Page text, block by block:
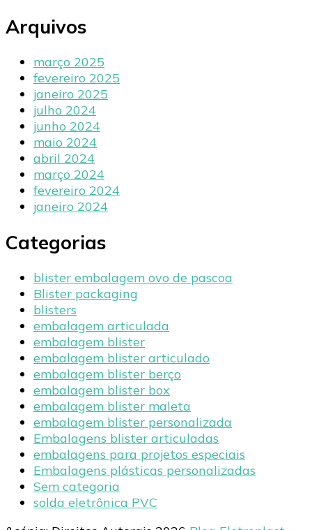
Arquivos
março 2025
fevereiro 2025
janeiro 2025
julho 2024
junho 2024
maio 2024
abril 2024
março 2024
fevereiro 2024
janeiro 2024
Categorias
blister embalagem ovo de pascoa
Blister packaging
blisters
embalagem articulada
embalagem blister
embalagem blister articulado
embalagem blister berço
embalagem blister box
embalagem blister maleta
embalagem blister personalizada
Embalagens blister articuladas
embalagens para projetos especiais
Embalagens plásticas personalizadas
Sem categoria
solda eletrônica PVC